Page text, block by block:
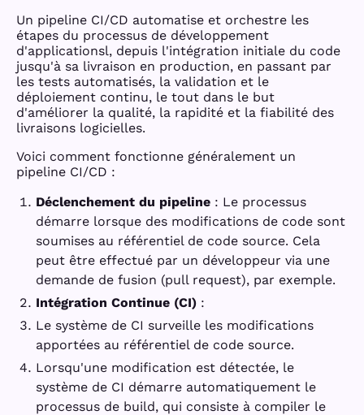
Un pipeline CI/CD automatise et orchestre les
étapes du processus de développement
d'applicationsl, depuis l'intégration initiale du code
jusqu'à sa livraison en production, en passant par
les tests automatisés, la validation et le
déploiement continu, le tout dans le but
d'améliorer la qualité, la rapidité et la fiabilité des
livraisons logicielles.
Voici comment fonctionne généralement un
pipeline CI/CD :
Déclenchement du pipeline : Le processus
démarre lorsque des modifications de code sont
soumises au référentiel de code source. Cela
peut être effectué par un développeur via une
demande de fusion (pull request), par exemple.
Intégration Continue (CI) :
Le système de CI surveille les modifications
apportées au référentiel de code source.
Lorsqu'une modification est détectée, le
système de CI démarre automatiquement le
processus de build, qui consiste à compiler le